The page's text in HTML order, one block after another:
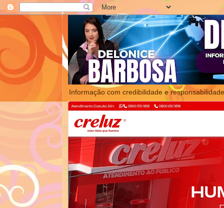
Informação com credibilidade e